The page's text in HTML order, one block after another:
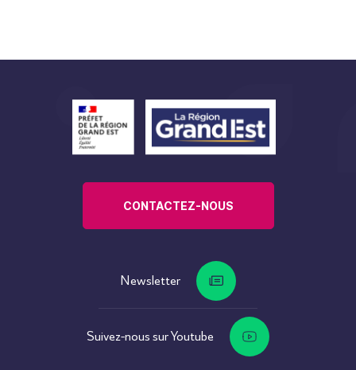
CONTACTEZ-NOUS
Newsletter
Suivez-nous sur Youtube